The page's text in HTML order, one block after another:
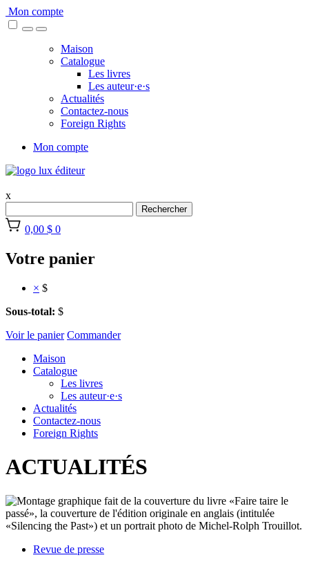
Skip
to
Mon compte
Maison
Catalogue
Les livres
Les auteur·e·s
Actualités
Contactez-nous
Foreign Rights
Mon compte
x
Rechercher
0,00 $ 0
Votre panier
× $
Sous-total: $
Voir le panier Commander
Maison
Catalogue
Les livres
Les auteur·e·s
Actualités
Contactez-nous
Foreign Rights
ACTUALITÉS
Revue de presse